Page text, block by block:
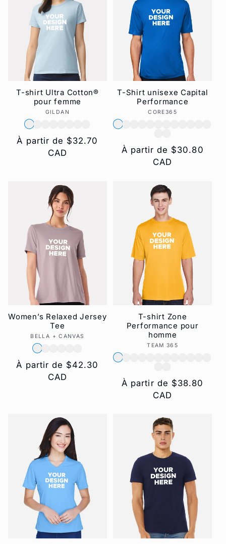
T-shirt Ultra Cotton®
pour femme
Fournisseur :
GILDAN
PrixÀ partir de $32.70
CAD
T-Shirt unisexe Capital
Performance
Fournisseur :
CORE365
PrixÀ partir de $30.80
CAD
Women’s Relaxed Jersey
Tee
Fournisseur :
BELLA + CANVAS
PrixÀ partir de $42.30
CAD
T-shirt Zone
Performance pour
homme
Fournisseur :
TEAM 365
PrixÀ partir de $38.80
CAD